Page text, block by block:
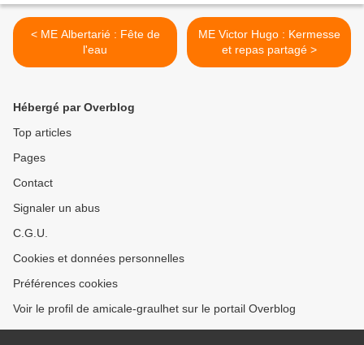
< ME Albertarié : Fête de
l'eau
ME Victor Hugo : Kermesse
et repas partagé >
Hébergé par Overblog
Top articles
Pages
Contact
Signaler un abus
C.G.U.
Cookies et données personnelles
Préférences cookies
Voir le profil de amicale-graulhet sur le portail Overblog